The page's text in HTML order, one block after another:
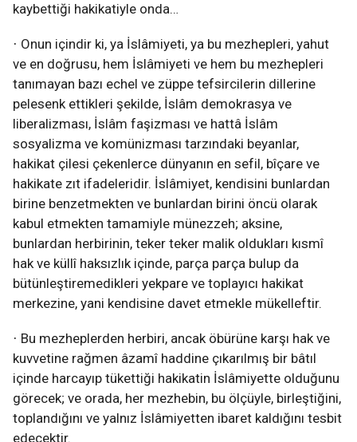
kaybettiği hakikatiyle onda…
· Onun içindir ki, ya İslâmiyeti, ya bu mezhepleri, yahut
ve en doğrusu, hem İslâmiyeti ve hem bu mezhepleri
tanımayan bazı echel ve züppe tefsircilerin dillerine
pelesenk ettikleri şekilde, İslâm demokrasya ve
liberalizması, İslâm faşizması ve hattâ İslâm
sosyalizma ve komünizması tarzındaki beyanlar,
hakikat çilesi çekenlerce dünyanın en sefil, bîçare ve
hakikate zıt ifadeleridir. İslâmiyet, kendisini bunlardan
birine benzetmekten ve bunlardan birini öncü olarak
kabul etmekten tamamiyle münezzeh; aksine,
bunlardan herbirinin, teker teker malik oldukları kısmî
hak ve küllî haksızlık içinde, parça parça bulup da
bütünleştiremedikleri yekpare ve toplayıcı hakikat
merkezine, yani kendisine davet etmekle mükelleftir.
· Bu mezheplerden herbiri, ancak öbürüne karşı hak ve
kuvvetine rağmen âzamî haddine çıkarılmış bir bâtıl
içinde harcayıp tükettiği hakikatin İslâmiyette olduğunu
görecek; ve orada, her mezhebin, bu ölçüyle, birleştiğini,
toplandığını ve yalnız İslâmiyetten ibaret kaldığını tesbit
edecektir.